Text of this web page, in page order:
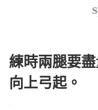
練時兩腿要
向上弓起。